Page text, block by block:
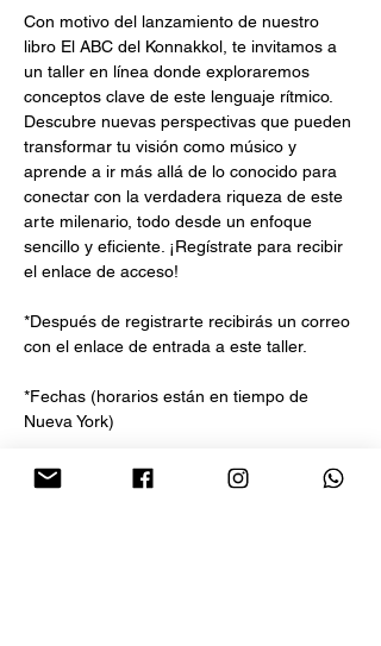
Con motivo del lanzamiento de nuestro
libro El ABC del Konnakkol, te invitamos a
un taller en línea donde exploraremos
conceptos clave de este lenguaje rítmico.
Descubre nuevas perspectivas que pueden
transformar tu visión como músico y
aprende a ir más allá de lo conocido para
conectar con la verdadera riqueza de este
arte milenario, todo desde un enfoque
sencillo y eficiente. ¡Regístrate para recibir
el enlace de acceso!
*Después de registrarte recibirás un correo
con el enlace de entrada a este taller.
*Fechas (horarios están en tiempo de
Nueva York)
Entrada Libre